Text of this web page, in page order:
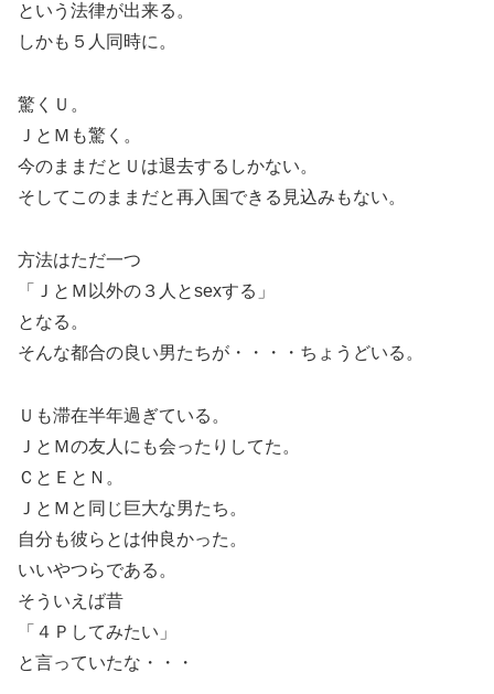
という法律が出来る。
しかも５人同時に。
驚くＵ。
ＪとＭも驚く。
今のままだとＵは退去するしかない。
そしてこのままだと再入国できる見込みもない。
方法はただ一つ
「ＪとＭ以外の３人とsexする」
となる。
そんな都合の良い男たちが・・・・ちょうどいる。
Ｕも滞在半年過ぎている。
ＪとＭの友人にも会ったりしてた。
ＣとＥとＮ。
ＪとＭと同じ巨大な男たち。
自分も彼らとは仲良かった。
いいやつらである。
そういえば昔
「４Ｐしてみたい」
と言っていたな・・・